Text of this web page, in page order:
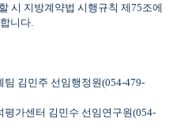
시 지방계약법 시행규칙 제75조에
니다.
팀 김민주 선임행정원(054-479-
평가센터 김민수 선임연구원(054-